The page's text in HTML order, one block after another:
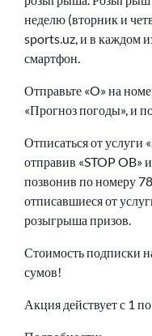
неделю (вторник и
sports.uz, и в каждом
смартфон.
Отправьте «O» на
«Прогноз погоды», и
Отписаться от
отправив «STOP OB»
позвонив по номеру
отписавшиеся от
розыгрыша призов.
Стоимость подписки
сумов!
Акция действует с 1